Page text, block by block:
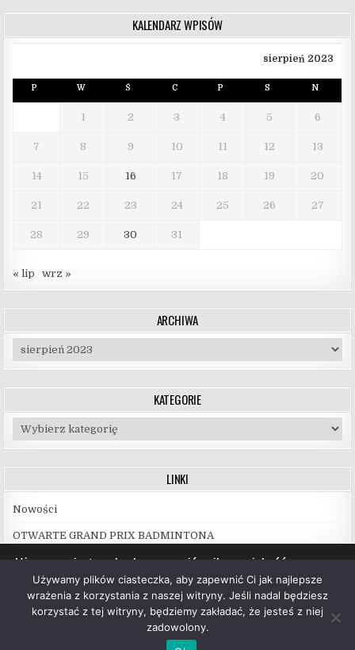
KALENDARZ WPISÓW
sierpień 2023
P W Ś C P S N
1 2 3 4 5 6
7 8 9 10 11 12 13
14 15 16 17 18 19 20
21 22 23 24 25 26 27
28 29 30 31
« lip wrz »
ARCHIWA
Archiwa
KATEGORIE
Kategorie
LINKI
Nowości
OTWARTE GRAND PRIX BADMINTONA
Copyright © 2026 UKS Hubal Białystok
Używamy ciasteczek, aby zapewnić najlepszą jakość
korzystania z naszej witryny.
Więcej informacji na temat plików ciasteczka, których
używamy, oraz możliwości ich wyłączenia znajdziesz w
ustawieniach.
Używamy plików ciasteczka, aby zapewnić Ci jak najlepsze
wrażenia z korzystania z naszej witryny. Jeśli nadal będziesz
korzystać z tej witryny, będziemy zakładać, że jesteś z niej
zadowolony.